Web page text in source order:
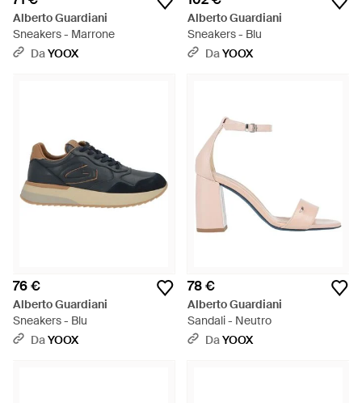
Alberto Guardiani
Sneakers - Marrone
DaYOOX
Alberto Guardiani
Sneakers - Blu
DaYOOX
76 €
Alberto Guardiani
Sneakers - Blu
DaYOOX
78 €
Alberto Guardiani
Sandali - Neutro
DaYOOX